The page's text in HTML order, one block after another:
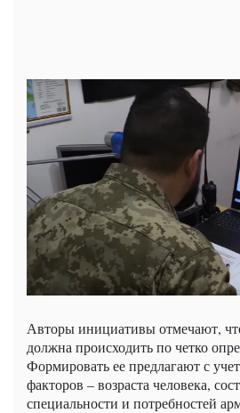
Авторы инициативы отмечают,
должна происходить по четко
Формировать ее предлагают с
факторов – возраста человека,
специальности и потребностей